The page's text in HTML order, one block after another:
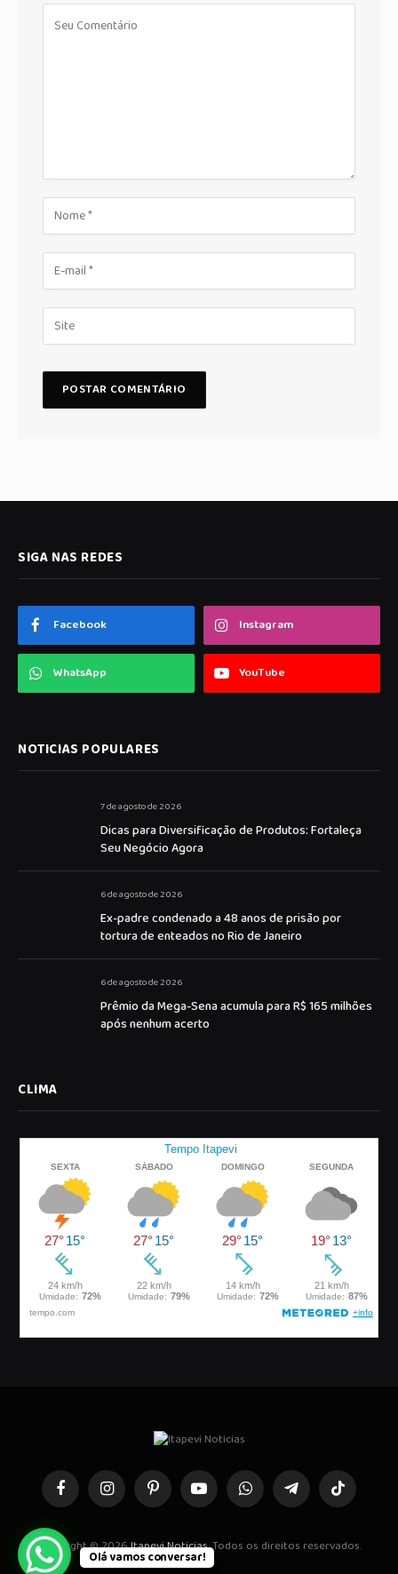
SIGA NAS REDES
Facebook Instagram
WhatsApp YouTube
NOTICIAS POPULARES
7 de agosto de 2026
Dicas para Diversificação de Produtos: Fortaleça
Seu Negócio Agora
6 de agosto de 2026
Ex-padre condenado a 48 anos de prisão por
tortura de enteados no Rio de Janeiro
6 de agosto de 2026
Prêmio da Mega-Sena acumula para R$ 165 milhões
após nenhum acerto
CLIMA
FacebookInstagramPinterestYouTubeWhatsAppTelegramaTikTok
Copyright © 2026Itapevi Noticias. Todos os direitos reservados.
Olá vamos conversar!